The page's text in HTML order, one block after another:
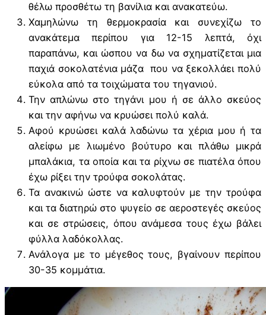
θέλω προσθέτω τη βανίλια και ανακατεύω.
Χαμηλώνω τη θερμοκρασία και συνεχίζω το
ανακάτεμα περίπου για 12-15 λεπτά, όχι
παραπάνω, και ώσπου να δω να σχηματίζεται μια
παχιά σοκολατένια μάζα που να ξεκολλάει πολύ
εύκολα από τα τοιχώματα του τηγανιού.
Την απλώνω στο τηγάνι μου ή σε άλλο σκεύος
και την αφήνω να κρυώσει πολύ καλά.
Αφού κρυώσει καλά λαδώνω τα χέρια μου ή τα
αλείφω με λιωμένο βούτυρο και πλάθω μικρά
μπαλάκια, τα οποία και τα ρίχνω σε πιατέλα όπου
έχω ρίξει την τρούφα σοκολάτας.
Τα ανακινώ ώστε να καλυφτούν με την τρούφα
και τα διατηρώ στο ψυγείο σε αεροστεγές σκεύος
και σε στρώσεις, όπου ανάμεσα τους έχω βάλει
φύλλα λαδόκολλας.
Ανάλογα με το μέγεθος τους, βγαίνουν περίπου
30-35 κομμάτια.